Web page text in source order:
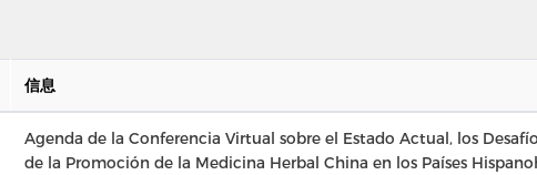
信息
Agenda de la Conferencia Virtual sobre el Estado Actual, los
de la Promoción de la Medicina Herbal China en los Países